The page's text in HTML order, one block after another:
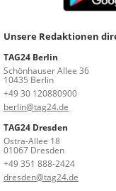
Unsere Redaktionen
TAG24 Berlin
Schönhauser Allee 36
10435 Berlin
+49 30 120880900
berlin@tag24.de
TAG24 Dresden
Ostra-Allee 18
01067 Dresden
+49 351 888-2424
dresden@tag24.de